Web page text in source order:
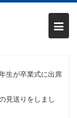
生が卒業式に出席
見送りをしまし